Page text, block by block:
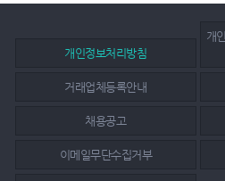
개인정보처리방침
개
거래업체등록안내
채용공고
이메일무단수집거부